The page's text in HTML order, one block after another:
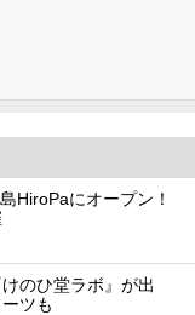
HiroPaにオープン！
のひ堂ラボ』が出
ツも